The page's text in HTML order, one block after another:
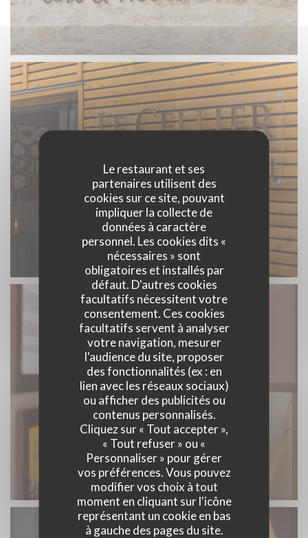
Le restaurant et ses
partenaires utilisent des
cookies sur ce site, pouvant
impliquer la collecte de
données à caractère
personnel. Les cookies dits «
nécessaires » sont
obligatoires et installés par
défaut. D'autres cookies
facultatifs nécessitent votre
consentement. Ces cookies
facultatifs servent à analyser
votre navigation, mesurer
l'audience du site, proposer
des fonctionnalités (ex : en
lien avec les réseaux sociaux)
ou afficher des publicités ou
contenus personnalisés.
Cliquez sur « Tout accepter »,
« Tout refuser » ou «
Personnaliser » pour gérer
vos préférences. Vous pouvez
modifier vos choix à tout
moment en cliquant sur l'icône
représentant un cookie en bas
à gauche des pages du site.